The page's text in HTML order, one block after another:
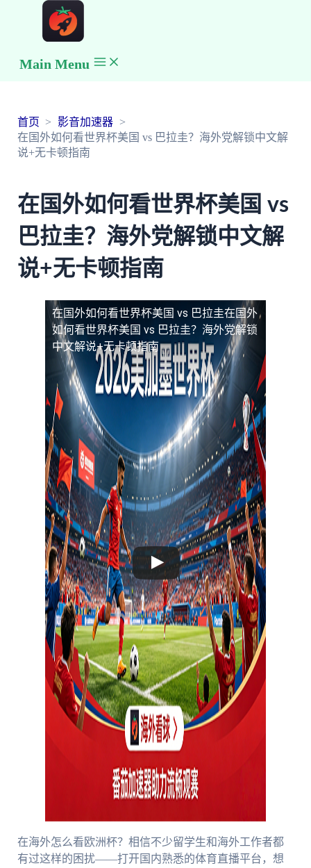
Main Menu
首页
影音加速器
在国外如何看世界杯美国 vs 巴拉圭？海外党解锁中文解
说+无卡顿指南
在国外如何看世界杯美国 vs
巴拉圭？海外党解锁中文解
说+无卡顿指南
在国外如何看世界杯美国 vs 巴拉圭在国外
如何看世界杯美国 vs 巴拉圭？海外党解锁
中文解说+无卡顿指南
在海外怎么看欧洲杯？相信不少留学生和海外工作者都
有过这样的困扰——打开国内熟悉的体育直播平台，想